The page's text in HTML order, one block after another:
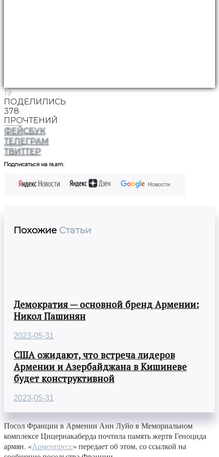
19
ПОДЕЛИЛИСЬ
378
ПРОЧТЕНИЙ
ФЕЙСБУК
ТЕЛЕГРАМ
ТВИТТЕР
Подписаться на ra.am:
Похожие Статьи
Демократия — основной бренд Армении:
Никол Пашинян
2023-05-31
США ожидают, что встреча лидеров
Армении и Азербайджана в Кишиневе
будет конструктивной
2023-05-31
Посол Франции в Армении Анн Луйо в Мемориальном
комплексе Цицернакаберда почтила память жертв Геноцида
армян. «Арменпресс» передает об этом, со ссылкой на